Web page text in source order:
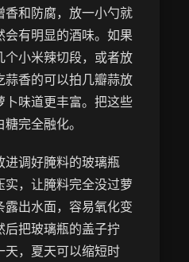
香和防腐，放一小勺就
有明显的酒味。如果
小米辣切段，或者放
香的可以拍几瓣蒜放
味道更丰富。把这些
完全融化。
进调好腌料的玻璃瓶
实，让腌料完全没过萝
露出水面，容易氧化变
后把玻璃瓶的盖子拧
天，夏天可以缩短时